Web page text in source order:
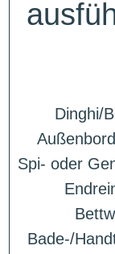
Dinghi/
Spi- oder
Bade-/